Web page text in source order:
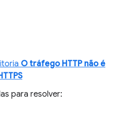
O tráfego HTTP não é
para resolver: